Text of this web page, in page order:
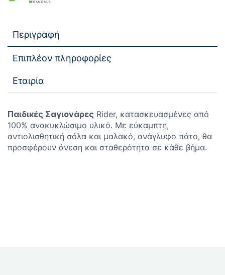
Περιγραφή
Επιπλέον πληροφορίες
Εταιρία
Παιδικές Σαγιονάρες Rider, κατασκευασμένες από
100% ανακυκλώσιμο υλικό. Με εύκαμπτη,
αντιολισθητική σόλα και μαλακό, ανάγλυφο πάτο, θα
προσφέρουν άνεση και σταθερότητα σε κάθε βήμα.